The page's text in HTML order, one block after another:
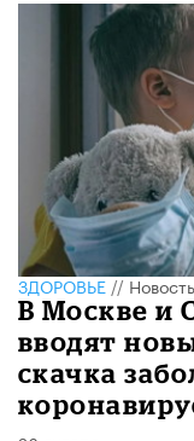
ЗДОРОВЬЕ//Новость
В Москве и
вводят
скачка